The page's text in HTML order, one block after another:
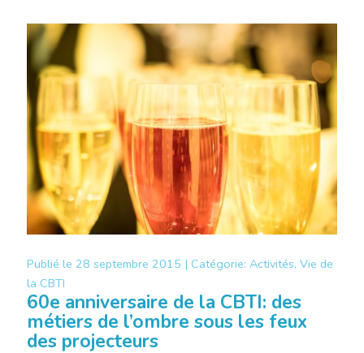
Publié le 28 septembre 2015 | Catégorie: Activités, Vie de
la CBTI
60e anniversaire de la CBTI: des
métiers de l’ombre sous les feux
des projecteurs